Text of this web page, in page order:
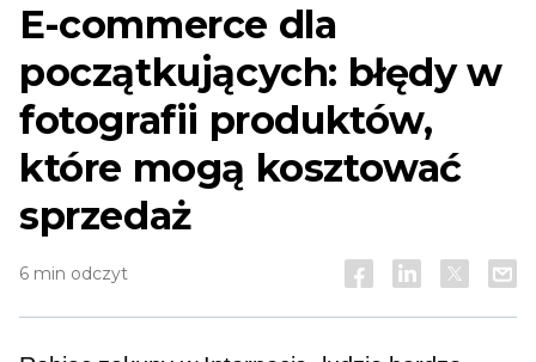
E-commerce dla
początkujących: błędy w
fotografii produktów,
które mogą kosztować
sprzedaż
6 min odczyt